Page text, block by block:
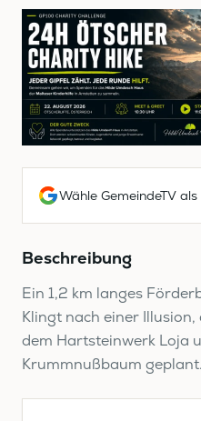
Beschreibung
Ein 1,2 km langes
Klingt nach einer
dem Hartsteinwerk Loja
Krummnußbaum